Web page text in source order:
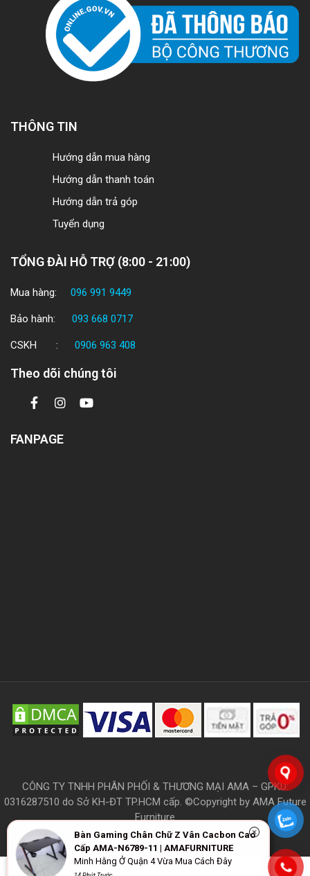
THÔNG TIN
Hướng dẫn mua hàng
Hướng dẫn thanh toán
Hướng dẫn trả góp
Tuyển dụng
TỔNG ĐÀI HỖ TRỢ (8:00 - 21:00)
Mua hàng: 096 991 9449
Bảo hành: 093 668 0717
CSKH : 0906 963 408
Theo dõi chúng tôi
FANPAGE
CÔNG TY TNHH PHÂN PHỐI & THƯƠNG MẠI AMA – GPKD:
0316287510 do Sở KH-ĐT TP.HCM cấp. ©Copyright by AMA Future
Furniture
THÔNG TIN
Bàn Gaming Chân Chữ Z Vân Cacbon Cao
Cấp AMA-N6789-11 | AMAFURNITURE
Minh Hằng Ở Quận 4 Vừa Mua Cách Đây